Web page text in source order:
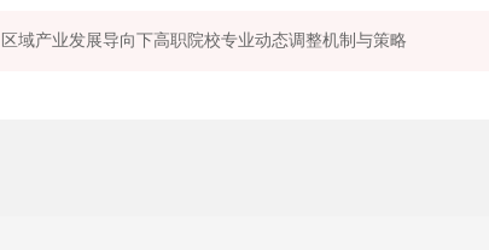
区域产业发展导向下高职院校专业动态调整机制与策略